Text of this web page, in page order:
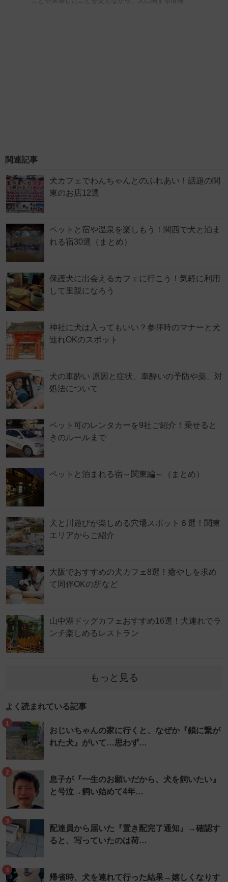
関連記事
犬カフェでわんちゃんとのふれあい！話題の関
東のお店12選
ペットと宿や温泉を楽しもう！関西で犬と泊ま
れる宿30選（まとめ）
保護犬に出会えるカフェに行こう！気軽に利用
して里親になろう
神社に犬は入ってもいい？参拝時のマナーと犬
連れOKのスポット
犬の車酔い 原因と症状、車酔いの予防や薬、対
処法について
ペット可のレンタカーを9社ご紹介！乗せると
きのルールまで
ペットと泊まれる宿～関東編～（まとめ）
犬と川遊びが楽しめる穴場スポット６選！関東
エリアからご紹介
大阪でおすすめの犬カフェ8選！癒やしを求め
て同伴OKの所など
山中湖ドッグカフェおすすめ16選！犬連れでラ
ンチ楽しめるレストラン
もっと見る
よく読まれている記事
1
おじいちゃんの家に行くと、なぜか『鎖に繋が
れた犬』がいて…思わず…
2
息子が『一生のお願いだから、犬を飼いたい』
と号泣→飼い始めて4年…
3
配達員から届いた『置き配完了通知』→確認す
ると、写っていたのは荷…
4
帰省時、犬を連れて行った結果→嬉しくなりす